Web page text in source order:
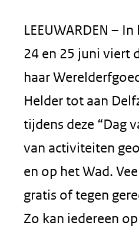
LEEUWARDEN –
24 en 25 juni viert
haar
Helder tot aan
tijdens deze “Dag
van activiteiten
en op het Wad.
gratis of tegen
Zo kan iedereen